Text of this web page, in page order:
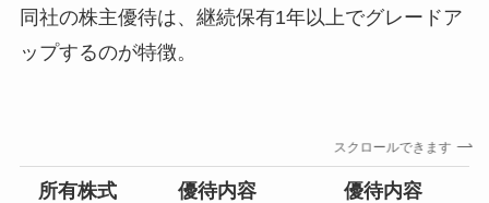
同社の株主優待は、継続保有1年以上でグレードア
ップするのが特徴。
スクロールできます
所有株式
優待内容
優待内容